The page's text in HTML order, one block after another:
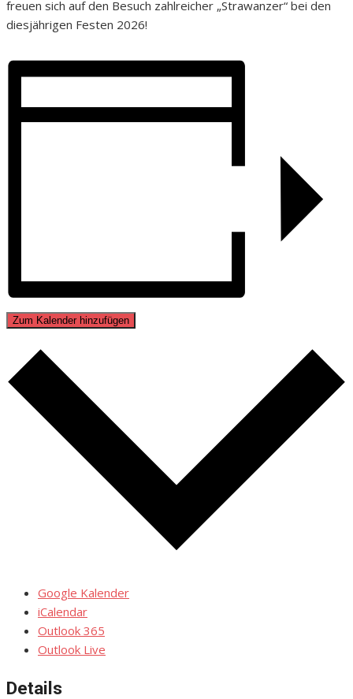
freuen sich auf den Besuch zahlreicher „Strawanzer“ bei den
diesjährigen Festen 2026!
Zum Kalender hinzufügen
Google Kalender
iCalendar
Outlook 365
Outlook Live
Details